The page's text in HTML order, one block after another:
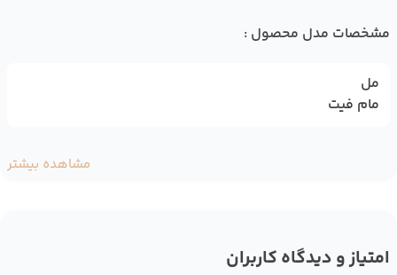
مشخصات مدل محصول :
مل
مام فیت
مشاهده بیشتر
امتیاز و دیدگاه کاربران